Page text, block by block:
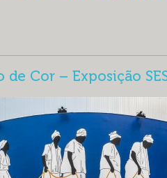
Cor – Exposição